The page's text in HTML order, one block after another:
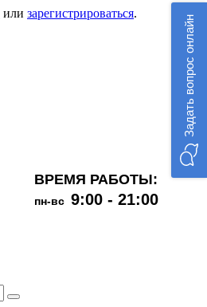
или зарегистрироваться.
ВРЕМЯ РАБОТЫ:
пн-вс 9:00 - 21:00
Задать вопрос онлайн